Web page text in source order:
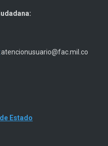
atencionusuario@fac.mil.co
Estado